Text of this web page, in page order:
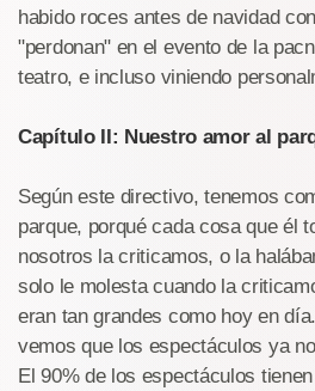
habido roces antes de navidad
"perdonan" en el evento de la
teatro, e incluso viniendo
Capítulo II: Nuestro amor al
Según este directivo, tenemos
parque, porqué cada cosa que él
nosotros la criticamos, o la
solo le molesta cuando la
eran tan grandes como hoy en
vemos que los espectáculos ya
El 90% de los espectáculos